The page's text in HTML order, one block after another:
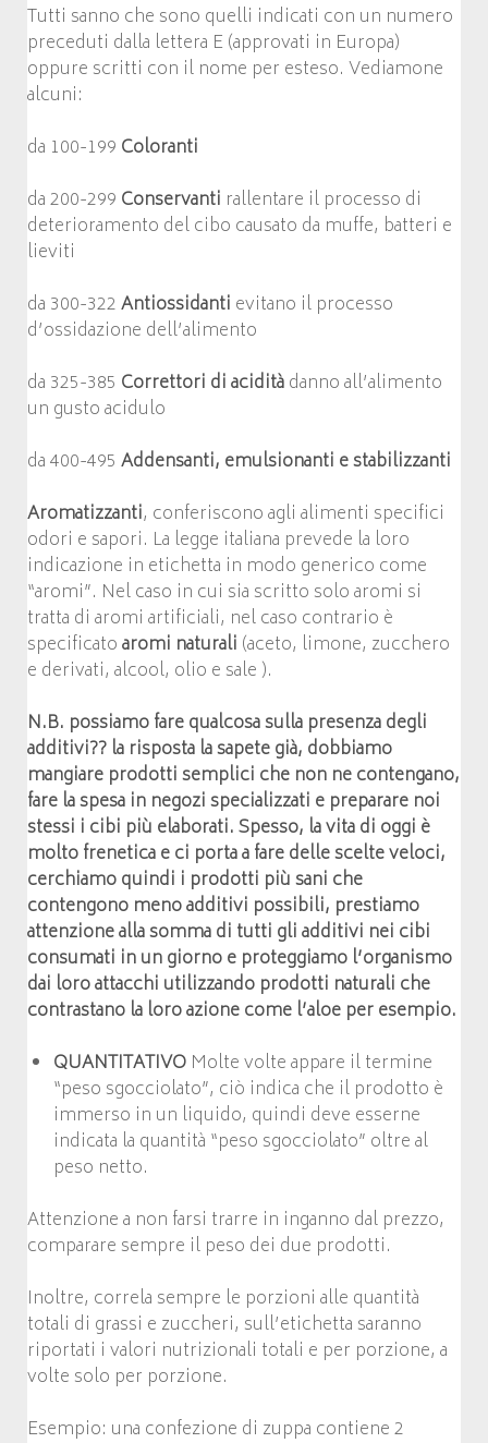
Tutti sanno che sono quelli indicati con un numero
preceduti dalla lettera E (approvati in Europa)
oppure scritti con il nome per esteso. Vediamone
alcuni:
da 100-199 Coloranti
da 200-299 Conservanti rallentare il processo di
deterioramento del cibo causato da muffe, batteri e
lieviti
da 300-322Antiossidanti evitano il processo
d’ossidazione dell’alimento
da 325-385 Correttori di aciditàdanno all’alimento
un gusto acidulo
da 400-495 Addensanti, emulsionanti e stabilizzanti
Aromatizzanti, conferiscono agli alimenti specifici
odori e sapori. La legge italiana prevede la loro
indicazione in etichetta in modo generico come
“aromi”. Nel caso in cui sia scritto solo aromi si
tratta di aromi artificiali, nel caso contrario è
specificatoaromi naturali (aceto, limone, zucchero
e derivati, alcool, olio e sale ).
N.B. possiamo fare qualcosa sulla presenza degli
additivi?? la risposta la sapete già, dobbiamo
mangiare prodotti semplici che non ne contengano,
fare la spesa in negozi specializzati e preparare noi
stessi i cibi più elaborati. Spesso, la vita di oggi è
molto frenetica e ci porta a fare delle scelte veloci,
cerchiamo quindi i prodotti più sani che
contengono meno additivi possibili, prestiamo
attenzione alla somma di tutti gli additivi nei cibi
consumati in un giorno e proteggiamo l’organismo
dai loro attacchi utilizzando prodotti naturali che
contrastano la loro azione come l’aloe per esempio.
QUANTITATIVO Molte volte appare il termine
“peso sgocciolato”, ciò indica che il prodotto è
immerso in un liquido, quindi deve esserne
indicata la quantità “peso sgocciolato” oltre al
peso netto.
Attenzione a non farsi trarre in inganno dal prezzo,
comparare sempre il peso dei due prodotti.
Inoltre, correla sempre le porzioni alle quantità
totali di grassi e zuccheri, sull’etichetta saranno
riportati i valori nutrizionali totali e per porzione, a
volte solo per porzione.
Esempio: una confezione di zuppa contiene 2